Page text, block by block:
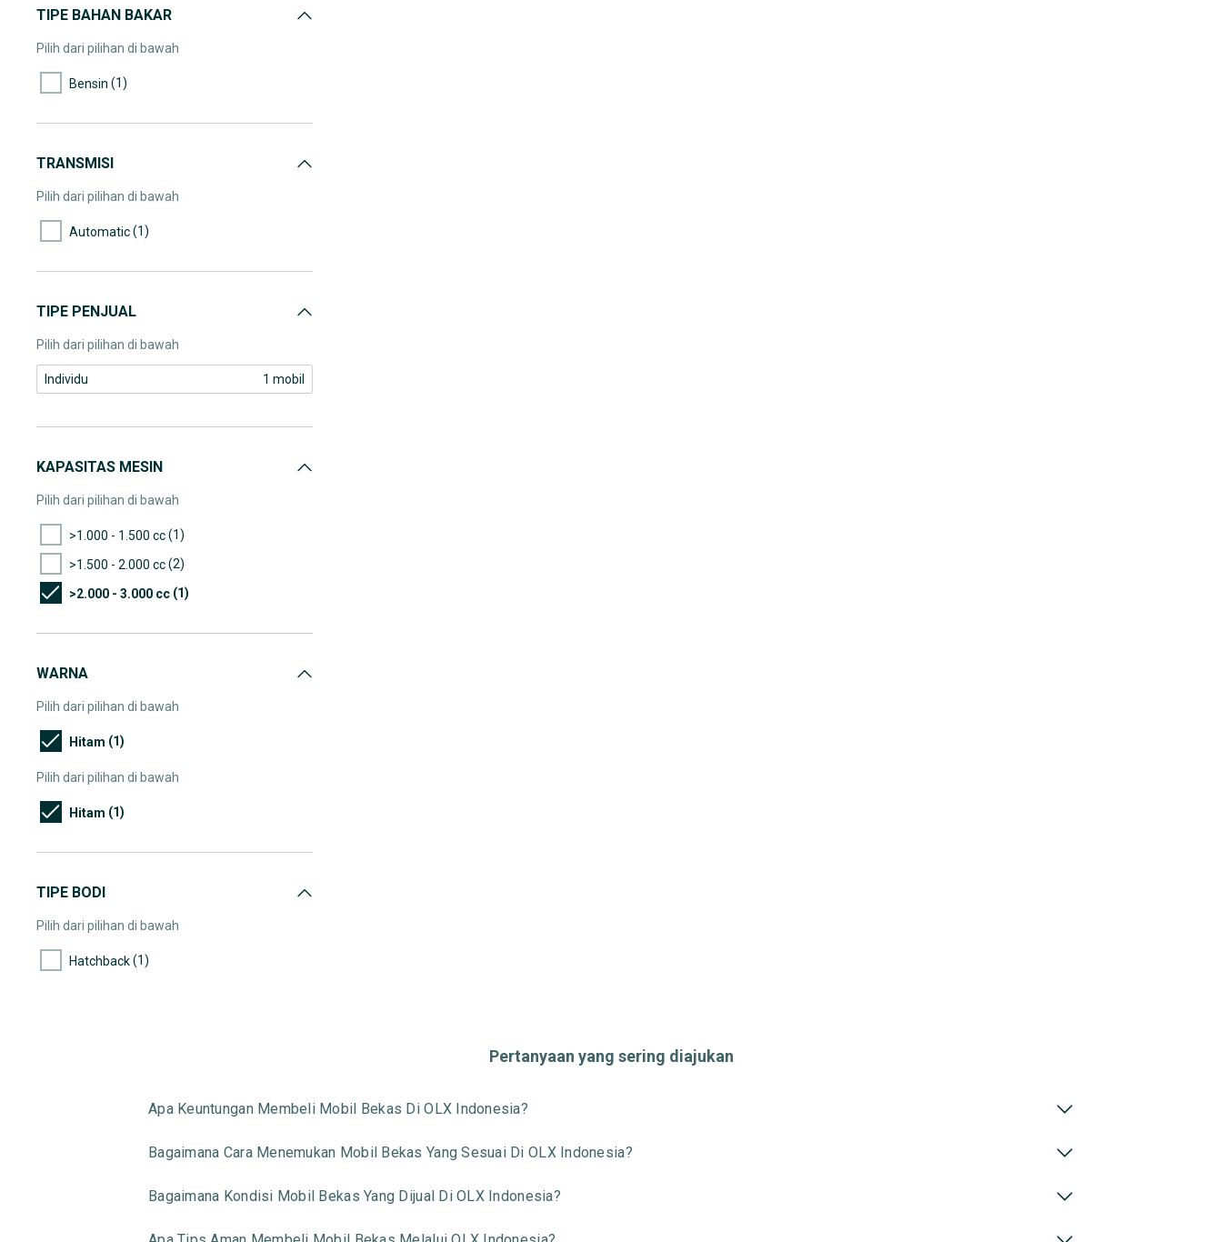
TIPE BAHAN BAKAR
Pilih dari pilihan di bawah
Bensin (1)
TRANSMISI
Pilih dari pilihan di bawah
Automatic(1)
TIPE PENJUAL
Pilih dari pilihan di bawah
Individu 1 mobil
KAPASITAS MESIN
Pilih dari pilihan di bawah
>1.000 - 1.500 cc(1)
>1.500 - 2.000 cc(2)
>2.000 - 3.000 cc (1)
WARNA
Pilih dari pilihan di bawah
Hitam (1)
Pilih dari pilihan di bawah
Hitam (1)
TIPE BODI
Pilih dari pilihan di bawah
Hatchback(1)
Pertanyaan yang sering diajukan
Apa Keuntungan Membeli Mobil Bekas Di OLX Indonesia?
Bagaimana Cara Menemukan Mobil Bekas Yang Sesuai Di OLX Indonesia?
Bagaimana Kondisi Mobil Bekas Yang Dijual Di OLX Indonesia?